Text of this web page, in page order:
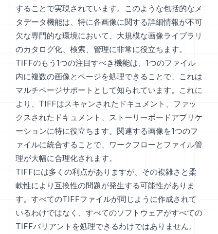
することで実現されています。このような包括的なメ
タデータ機能は、特に各画像に関する詳細情報が不可
欠な専門的な環境において、大規模な画像ライブラリ
のカタログ化、検索、管理に非常に役立ちます。
TIFFのもう1つの注目すべき機能は、1つのファイル
内に複数の画像とページを処理できることで、これは
マルチページサポートとして知られています。これに
より、TIFFはスキャンされたドキュメント、ファッ
クスされたドキュメント、ストーリーボードアプリケ
ーションに特に役立ちます。関連する画像を1つのフ
ァイルに統合することで、ワークフローとファイル管
理が大幅に合理化されます。
TIFFには多くの利点がありますが、その複雑さと柔
軟性により互換性の問題が発生する可能性がありま
す。すべてのTIFFファイルが同じように作成されて
いるわけではなく、すべてのソフトウェアがすべての
TIFFバリアントを処理できるわけではありません。